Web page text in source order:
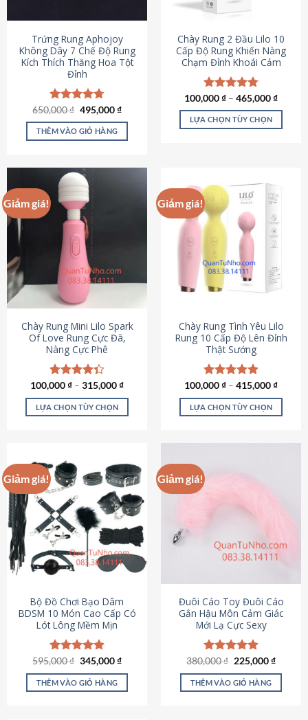
Trứng Rung Aphojoy
Không Dây 7 Chế Độ Rung
Kích Thích Thăng Hoa Tột
Đỉnh
Được xếp
hạng4.72
5 sao
650,000₫ Giá
là:
650,000 ₫.
495,000₫Giá
tại
495,000 ₫.
THÊM VÀO GIỎ HÀNG
Chày Rung 2 Đầu Lilo 10
Cấp Độ Rung Khiến Nàng
Chạm Đỉnh Khoái Cảm
Được xếp
hạng4.80
5 sao
100,000₫ – 465,000₫
LỰA CHỌN TÙY CHỌN
nhiều
biến
thể.
Các
chọn
thể
chọn
trên
trang
sản
phẩm
Giảm giá!
Chày Rung Mini Lilo Spark
Of Love Rung Cực Đã,
Nàng Cực Phê
Được xếp
hạng4.33
5 sao
100,000₫ – 315,000₫
LỰA CHỌN TÙY CHỌN
có
nhiều
biến
thể.
Các
tùy
chọn
có
chọn
trên
trang
sản
phẩm
Giảm giá!
Chày Rung Tình Yêu Lilo
Rung 10 Cấp Độ Lên Đỉnh
Thật Sướng
Được xếp
hạng4.94
5 sao
100,000₫ – 415,000₫
LỰA CHỌN TÙY CHỌN
biến
thể.
chọn
chọn
trên
trang
sản
phẩm
Giảm giá!
Bộ Đồ Chơi Bạo Dâm
BDSM 10 Món Cao Cấp Có
Lót Lông Mềm Mịn
Được xếp
hạng4.88
5 sao
595,000₫ Giá
là:
595,000 ₫.
345,000₫Giá
tại
THÊM VÀO GIỎ HÀNG
Giảm giá!
Đuôi Cáo Toy Đuôi Cáo
Gắn Hậu Môn Cảm Giác
Mới Lạ Cực Sexy
Được xếp
hạng4.88
5 sao
380,000₫ Giá
là:
380,000 ₫.
225,000₫Giá
tại
THÊM VÀO GIỎ HÀNG